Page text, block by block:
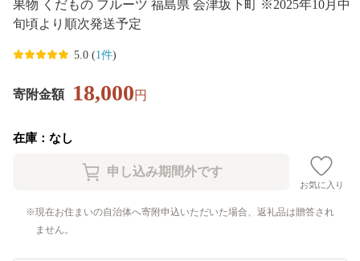
果物 くだもの フルーツ 福島県 会津坂下町 ※2025年10月中
旬頃より順次発送予定
5.0 (1件)
寄附金額 18,000円
在庫：なし
お気に入り
現在お住まいの自治体へ寄附申込いただいた場合、返礼品は贈答され
ません。